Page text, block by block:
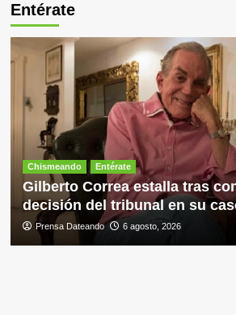
Entérate
Chismeando Entérate
Gilberto Correa estalla tras
decisión del tribunal en su
Prensa Dateando 6 agosto, 2026